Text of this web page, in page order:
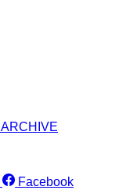
ARCHIVE
Facebook